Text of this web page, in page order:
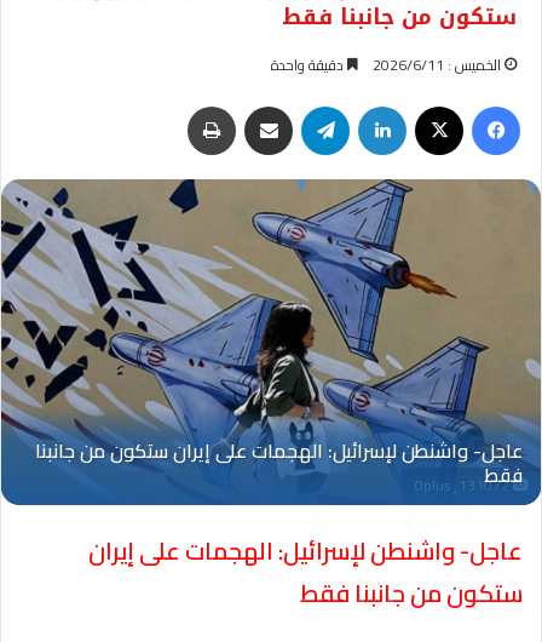
ستكون من جانبنا فقط
الخميس : 2026/6/11 دقيقة واحدة
فيسبوك لينكدإن تيلقرام مشاركة عبر البريد
Oplus_131072
عاجل- واشنطن لإسرائيل: الهجمات على إيران
ستكون من جانبنا فقط